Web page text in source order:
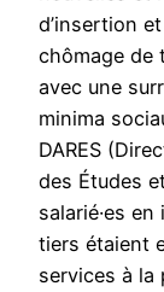
d’insertion
chômage de
avec une
minima
DARES
des Études
salarié·es
tiers étaient
services à la